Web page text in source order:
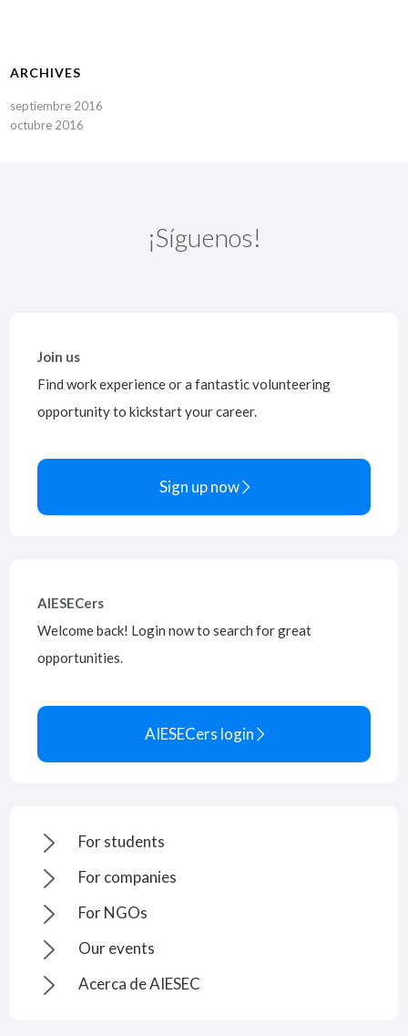
ARCHIVES
septiembre 2016
octubre 2016
¡Síguenos!
Join us
Find work experience or a fantastic volunteering
opportunity to kickstart your career.
Sign up now 
AIESECers
Welcome back! Login now to search for great
opportunities.
AIESECers login 
For students
For companies
For NGOs
Our events
Acerca de AIESEC